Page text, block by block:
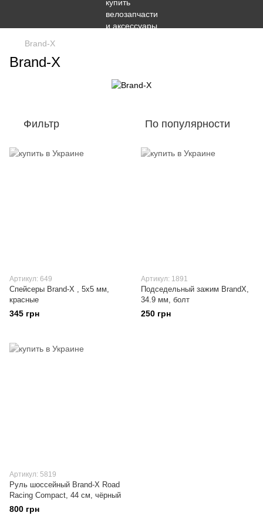
Brand-X
Brand-X
Фильтр По популярности
Артикул: 649
Спейсеры Brand-X , 5x5 мм,
красные
345 грн
Артикул: 1891
Подседельный зажим BrandX,
34.9 мм, болт
250 грн
Артикул: 5819
Руль шоссейный Brand-X Road
Racing Compact, 44 см, чёрный
800 грн